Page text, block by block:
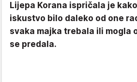
Lijepa Korana ispričala je
iskustvo bilo daleko od one
svaka majka trebala ili mogla
se predala.